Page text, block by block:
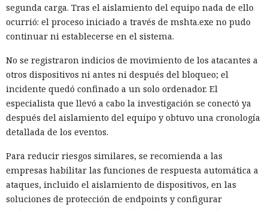
segunda carga. Tras el aislamiento del equipo nada de ello
ocurrió: el proceso iniciado a través de mshta.exe no pudo
continuar ni establecerse en el sistema.
No se registraron indicios de movimiento de los atacantes a
otros dispositivos ni antes ni después del bloqueo; el
incidente quedó confinado a un solo ordenador. El
especialista que llevó a cabo la investigación se conectó ya
después del aislamiento del equipo y obtuvo una cronología
detallada de los eventos.
Para reducir riesgos similares, se recomienda a las
empresas habilitar las funciones de respuesta automática a
ataques, incluido el aislamiento de dispositivos, en las
soluciones de protección de endpoints y configurar